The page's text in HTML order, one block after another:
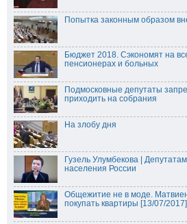
Попытка законным образом
Бюджет 2018. Сэкономят на
пенсионерах и больных
Подмосковные депутаты
приходить на собрания
На злобу дня
Гузель Улумбекова |
населения России
Общежитие не в моде.
покупать квартиры [13/07/2017]